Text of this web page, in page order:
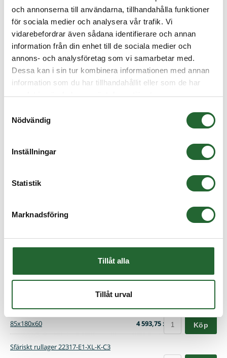
och annonserna till användarna, tillhandahålla funktioner
för sociala medier och analysera vår trafik. Vi
vidarebefordrar även sådana identifierare och annan
information från din enhet till de sociala medier och
annons- och analysföretag som vi samarbetar med.
Dessa kan i sin tur kombinera informationen med annan
information som du har tillhandahållit eller som de har
samlat in när du har använt deras tjänster.
Nödvändig
Inställningar
Statistik
Marknadsföring
Tillåt alla
Tillåt urval
75x160x55 3 323,75 :- Köp
Sfäriskt rullager 22315-E1-XL-K
75x160x55
3 323,75 :-
Sfäriskt rullager 22315-E1-XL-K-C3
75x160x55
3 323,75 :- Köp
Köp
80x170x58
Köp
Köp
Sfäriskt rullager 22317-E1-XL 85x180x60 4 593,75 :- Köp
Sfäriskt rullager 22317-E1-XL-K
85x180x60
4 593,75 :- Köp
Sfäriskt rullager 22317-E1-XL-K-C3